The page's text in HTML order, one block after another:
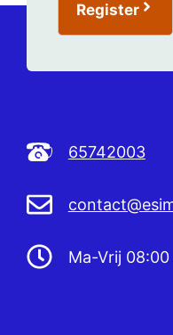
Register
65742003
Ma-Vrij 08:00